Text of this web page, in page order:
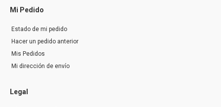
Mi Pedido
Estado de mi pedido
Hacer un pedido anterior
Mis Pedidos
Mi dirección de envío
Legal